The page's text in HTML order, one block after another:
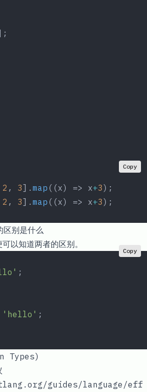
2 , 3]. map ((x) => x+3);
2 , 3]. map ((x) => x+3);
Copy
区别是什么
以知道两者的区别。
;
'hello' ;
Copy
Types)
guides/language/eff